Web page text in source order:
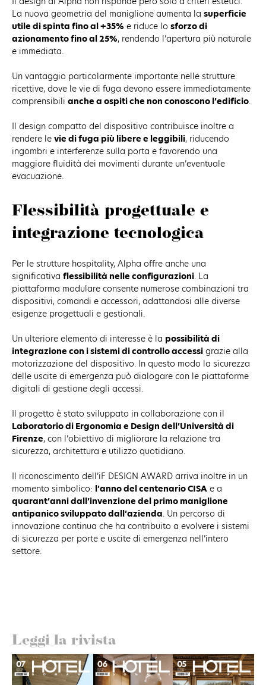
La nuova geometria del maniglione aumenta la superficie
utile di spinta fino al +35% e riduce lo sforzo di
azionamento fino al 25%, rendendo l’apertura più naturale
e immediata.
Un vantaggio particolarmente importante nelle strutture
ricettive, dove le vie di fuga devono essere immediatamente
comprensibili anche a ospiti che non conoscono l’edificio.
Il design compatto del dispositivo contribuisce inoltre a
rendere le vie di fuga più libere e leggibili, riducendo
ingombri e interferenze sulla porta e favorendo una
maggiore fluidità dei movimenti durante un’eventuale
evacuazione.
Flessibilità progettuale e
integrazione tecnologica
Per le strutture hospitality, Alpha offre anche una
significativa flessibilità nelle configurazioni. La
piattaforma modulare consente numerose combinazioni tra
dispositivi, comandi e accessori, adattandosi alle diverse
esigenze progettuali e gestionali.
Un ulteriore elemento di interesse è la possibilità di
integrazione con i sistemi di controllo accessi grazie alla
motorizzazione del dispositivo. In questo modo la sicurezza
delle uscite di emergenza può dialogare con le piattaforme
digitali di gestione degli accessi.
Il progetto è stato sviluppato in collaborazione con il
Laboratorio di Ergonomia e Design dell’Università di
Firenze, con l’obiettivo di migliorare la relazione tra
sicurezza, architettura e utilizzo quotidiano.
Il riconoscimento dell’iF DESIGN AWARD arriva inoltre in un
momento simbolico: l’anno del centenario CISA e a
quarant’anni dall’invenzione del primo maniglione
antipanico sviluppato dall’azienda. Un percorso di
innovazione continua che ha contribuito a evolvere i sistemi
di sicurezza per porte e uscite di emergenza nell’intero
settore.
Leggi la rivista